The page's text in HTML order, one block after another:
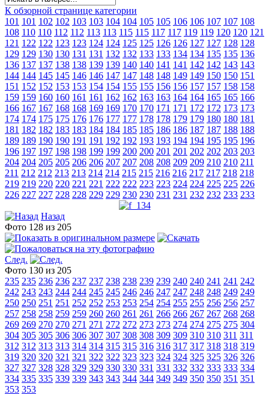
К обзорной странице категории
101 101 102 102 103 103 104 104 105 105 106 106 107 107 108
108 110 110 112 112 113 113 115 115 117 117 119 119 120 120 121
121 122 122 123 123 124 124 125 125 126 126 127 127 128 128
129 129 130 130 131 131 132 132 133 133 134 134 135 135 136
136 137 137 138 138 139 139 140 140 141 141 142 142 143 143
144 144 145 145 146 146 147 147 148 148 149 149 150 150 151
151 152 152 153 153 154 154 155 155 156 156 157 157 158 158
159 159 160 160 161 161 162 162 163 163 164 164 165 165 166
166 167 167 168 168 169 169 170 170 171 171 172 172 173 173
174 174 175 175 176 176 177 177 178 178 179 179 180 180 181
181 182 182 183 183 184 184 185 185 186 186 187 187 188 188
189 189 190 190 191 191 192 192 193 193 194 194 195 195 196
196 197 197 198 198 199 199 200 200 201 201 202 202 203 203
204 204 205 205 206 206 207 207 208 208 209 209 210 210 211
211 212 212 213 213 214 214 215 215 216 216 217 217 218 218
219 219 220 220 221 221 222 222 223 223 224 224 225 225 226
226 227 227 228 228 229 229 230 230 231 231 232 232 233 233
Назад
Фото 128 из 205
След.
Фото 130 из 205
235 235 236 236 237 237 238 238 239 239 240 240 241 241 242
242 243 243 244 244 245 245 246 246 247 247 248 248 249 249
250 250 251 251 252 252 253 253 254 254 255 255 256 256 257
257 258 258 259 259 260 260 261 261 266 266 267 267 268 268
269 269 270 270 271 271 272 272 273 273 274 274 275 275 304
304 305 305 306 306 307 307 308 308 309 309 310 310 311 311
312 312 313 313 314 314 315 315 316 316 317 317 318 318 319
319 320 320 321 321 322 322 323 323 324 324 325 325 326 326
327 327 328 328 329 329 330 330 331 331 332 332 333 333 334
334 335 335 339 339 343 343 344 344 349 349 350 350 351 351
353 353